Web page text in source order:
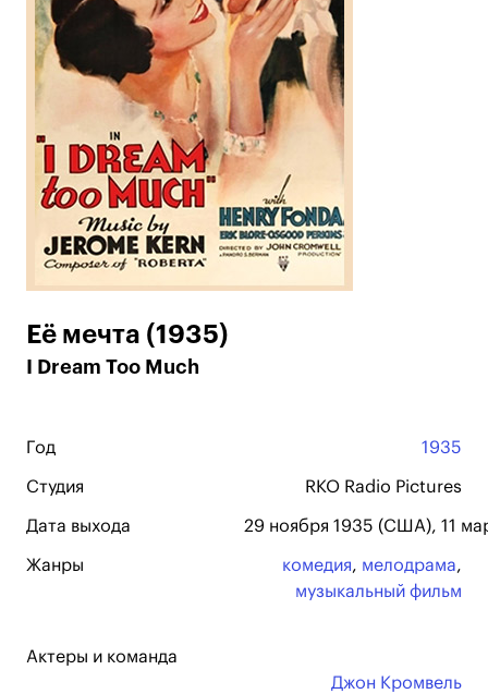
Её мечта (1935)
I Dream Too Much
Год 1935
Студия RKO Radio Pictures
Дата выхода 29 ноября 1935 (США), 11
Жанры комедия, мелодрама,
музыкальный фильм
Актеры и команда
Джон Кромвель